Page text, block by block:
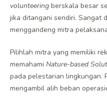
volunteering berskala besar
jika ditangani sendiri. Sangat
menggandeng mitra
Pilihlah mitra yang memiliki
memahami Nature-based
pada pelestarian lingkungan.
mengambil alih beban